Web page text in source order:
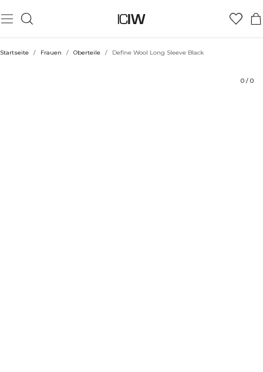
Startseite / Frauen / Oberteile / Define Wool Long Sleeve Black
0 / 0